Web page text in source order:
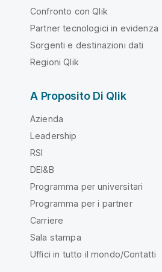
Confronto con Qlik
Partner tecnologici in evidenza
Sorgenti e destinazioni dati
Regioni Qlik
A Proposito Di Qlik
Azienda
Leadership
RSI
DEI&B
Programma per universitari
Programma per i partner
Carriere
Sala stampa
Uffici in tutto il mondo/Contatti